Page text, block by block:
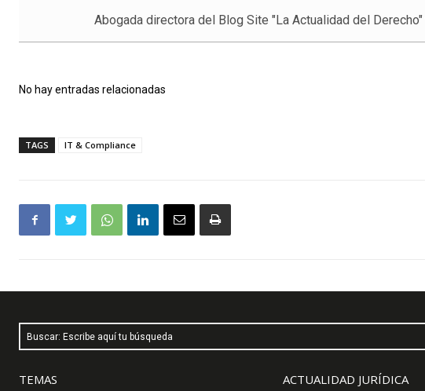
Abogada directora del Blog Site "La Actualidad del Derecho"
No hay entradas relacionadas
TAGS IT & Compliance
Buscar: Escribe aquí tu búsqueda
TEMAS ACTUALIDAD JURÍDICA